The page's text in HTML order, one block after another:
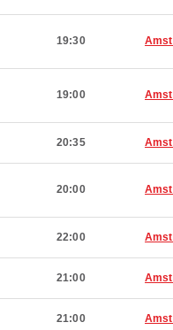
19:30
19:00
20:35
20:00
22:00
21:00
21:00